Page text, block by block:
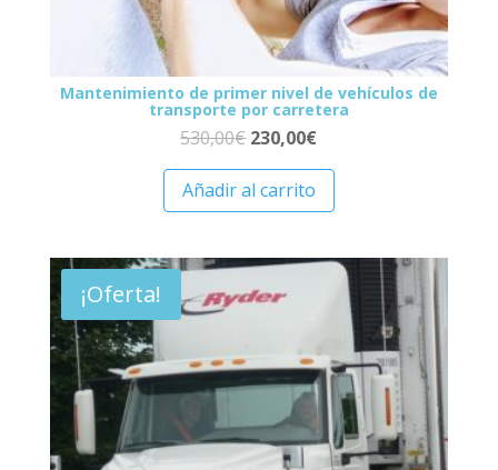
Mantenimiento de primer nivel de vehículos de
transporte por carretera
530,00€ 230,00€
Añadir al carrito
¡Oferta!